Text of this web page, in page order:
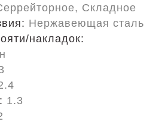
Складное
Нержавеющая сталь
накладок:
1.3